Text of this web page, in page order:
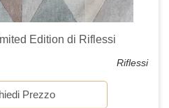
Edition di Riflessi
Riflessi
Prezzo